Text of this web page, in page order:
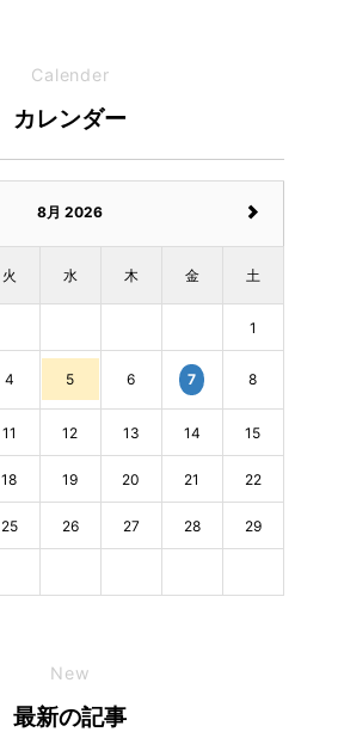
Calender
カレンダー
8月 2026
火 水 木 金 土
1
4 5 6 7 8
11 12 13 14 15
18 19 20 21 22
25 26 27 28 29
New
最新の記事